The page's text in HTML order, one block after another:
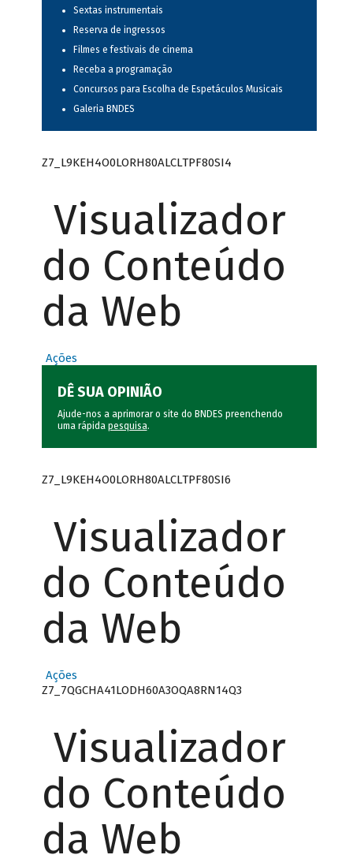
Sextas instrumentais
Reserva de ingressos
Filmes e festivais de cinema
Receba a programação
Concursos para Escolha de Espetáculos Musicais
Galeria BNDES
Z7_L9KEH4O0LORH80ALCLTPF80SI4
Visualizador
do Conteúdo
da Web
Ações
DÊ SUA OPINIÃO
Ajude-nos a aprimorar o site do BNDES preenchendo
uma rápida pesquisa.
Z7_L9KEH4O0LORH80ALCLTPF80SI6
Visualizador
do Conteúdo
da Web
Ações
Z7_7QGCHA41LODH60A3OQA8RN14Q3
Visualizador
do Conteúdo
da Web